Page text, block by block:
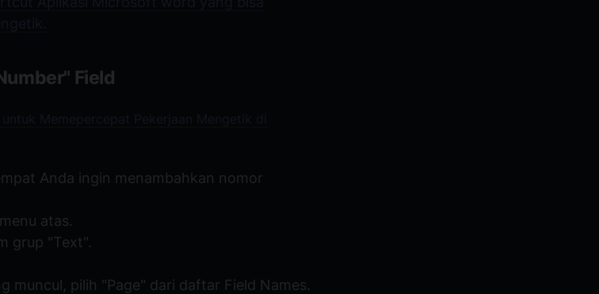
Field
Memepercepat Pekerjaan Mengetik di
Anda ingin menambahkan nomor
atas.
grup "Text".
muncul, pilih "Page" dari daftar Field Names.